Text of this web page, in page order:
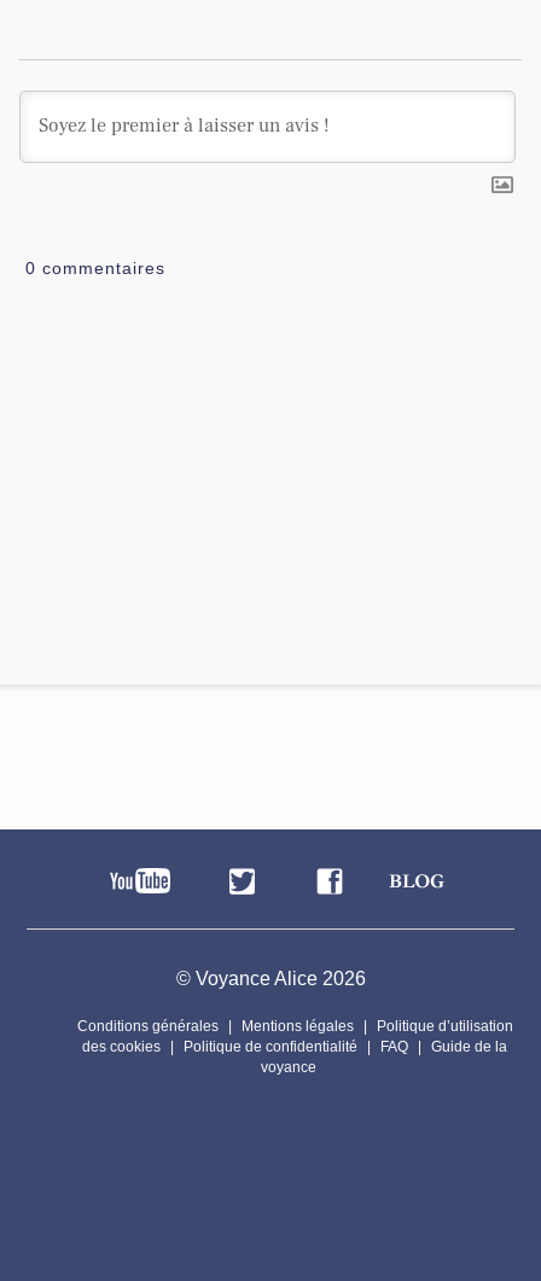
0 commentaires
© Voyance Alice 2026
Conditions générales Mentions légales
Politique d’utilisation
des cookies
Politique de confidentialité FAQ
Guide de la
voyance